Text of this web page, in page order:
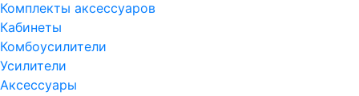
Комплекты аксессуаров
Кабинеты
Комбоусилители
Усилители
Аксессуары